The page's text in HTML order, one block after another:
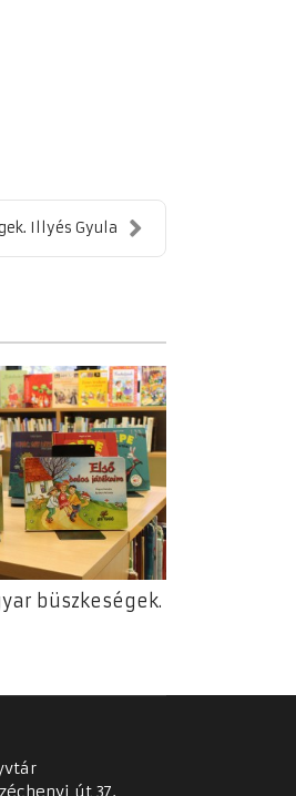
Illyés Gyula
büszkeségek.
út 37.